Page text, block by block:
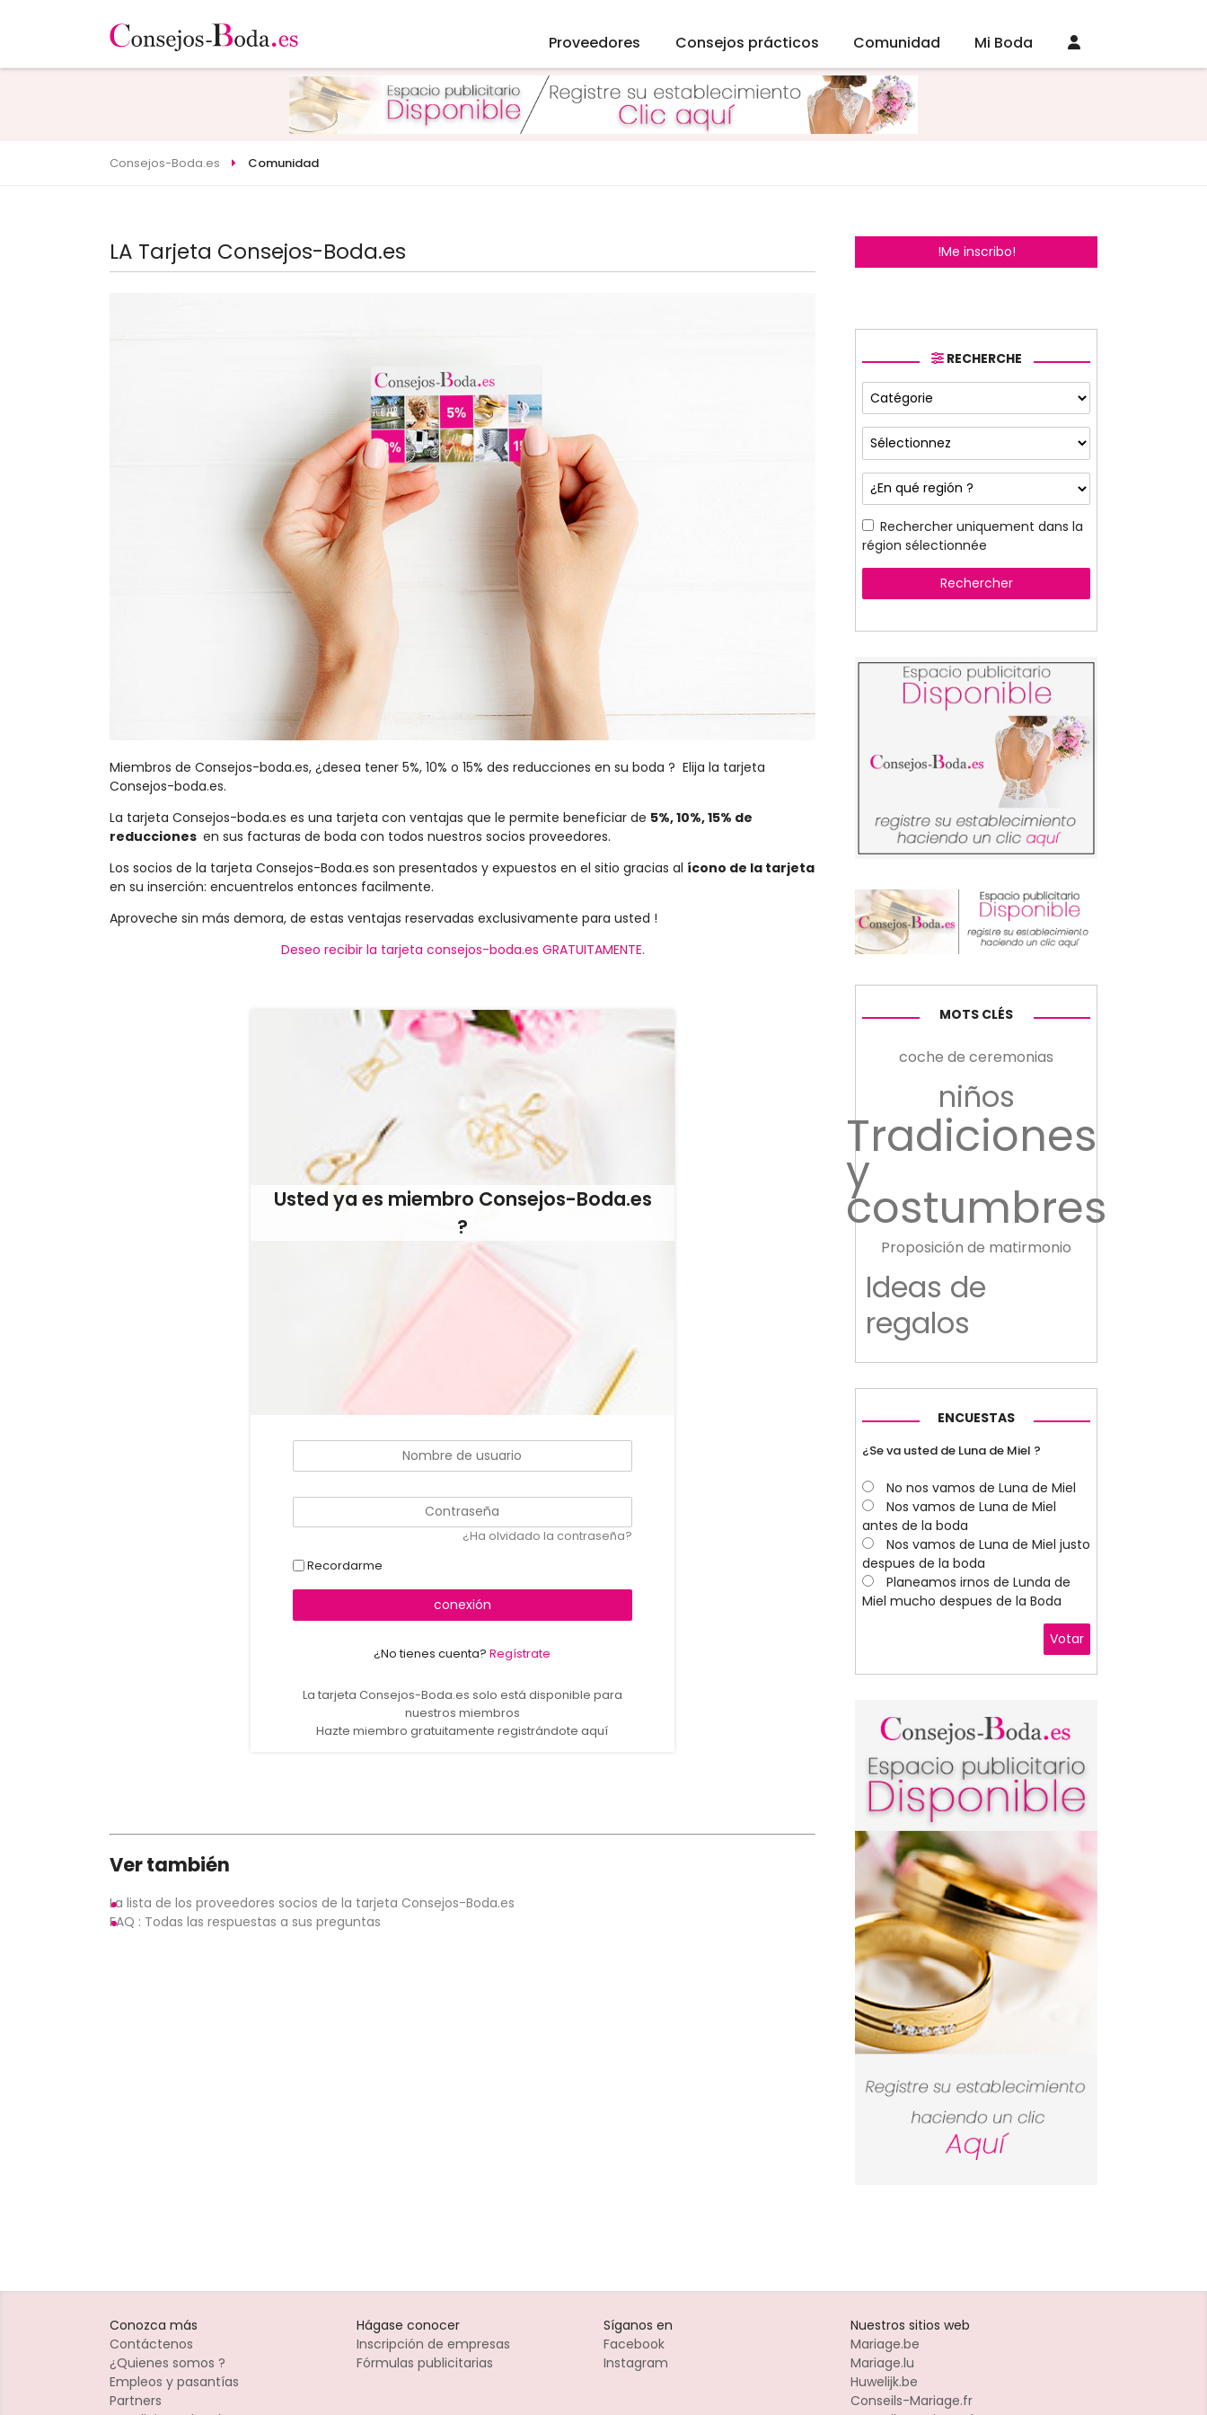
Proveedores Consejos prácticos Comunidad Mi Boda
Consejos-Boda.es Comunidad
LA Tarjeta Consejos-Boda.es
Miembros de Consejos-boda.es, ¿desea tener 5%, 10% o 15% des reducciones en su boda ? Elija la tarjeta
Consejos-boda.es.
La tarjeta Consejos-boda.es es una tarjeta con ventajas que le permite beneficiar de 5%, 10%, 15% de
reducciones en sus facturas de boda con todos nuestros socios proveedores.
Los socios de la tarjeta Consejos-Boda.es son presentados y expuestos en el sitio gracias al ícono de la tarjeta
en su inserción: encuentrelos entonces facilmente.
Aproveche sin más demora, de estas ventajas reservadas exclusivamente para usted !
Deseo recibir la tarjeta consejos-boda.es GRATUITAMENTE.
Usted ya es miembro Consejos-Boda.es
?
¿Ha olvidado la contraseña?
Recordarme
conexión
¿No tienes cuenta?Regístrate
La tarjeta Consejos-Boda.es solo está disponible para
nuestros miembros
Hazte miembro gratuitamente registrándote aquí
Ver también
La lista de los proveedores socios de la tarjeta Consejos-Boda.es
FAQ : Todas las respuestas a sus preguntas
!Me inscribo!
RECHERCHE
Rechercher uniquement dans la
région sélectionnée
Rechercher
MOTS CLÉS
coche de ceremonias
niños
Tradiciones
y
costumbres
Proposición de matirmonio
Ideas de
regalos
ENCUESTAS
¿Se va usted de Luna de Miel ?
No nos vamos de Luna de Miel
Nos vamos de Luna de Miel
antes de la boda
Nos vamos de Luna de Miel justo
despues de la boda
Planeamos irnos de Lunda de
Miel mucho despues de la Boda
Votar
Conozca más
Contáctenos
¿Quienes somos ?
Empleos y pasantías
Partners
Hágase conocer
Inscripción de empresas
Fórmulas publicitarias
Síganos en
Facebook
Instagram
Nuestros sitios web
Mariage.be
Mariage.lu
Huwelijk.be
Conseils-Mariage.fr